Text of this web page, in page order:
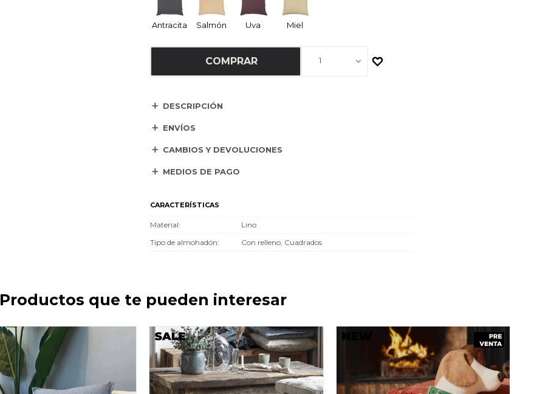
Antracita Salmón Uva Miel
1
COMPRAR
DESCRIPCIÓN
ENVÍOS
CAMBIOS Y DEVOLUCIONES
MEDIOS DE PAGO
CARACTERÍSTICAS
Material
Lino
Tipo de almohadón
Con relleno, Cuadrados
Productos que te pueden interesar